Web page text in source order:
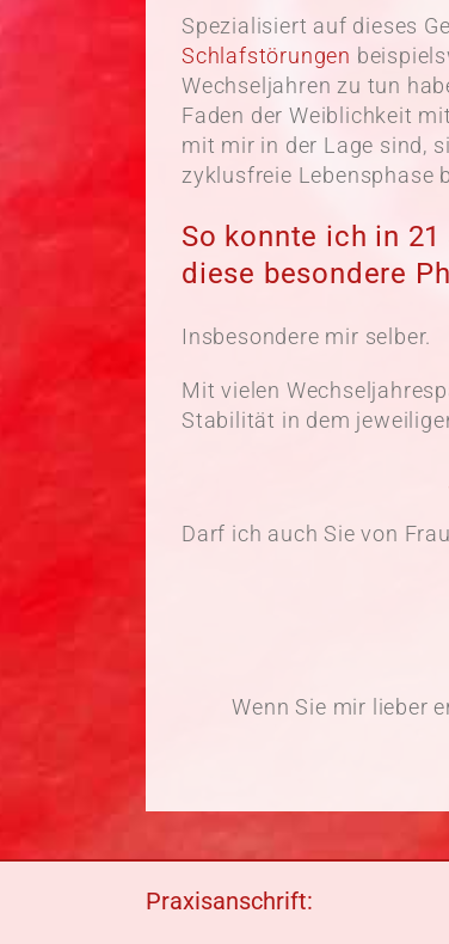
Spezialisiert auf dieses
Schlafstörungen
Wechseljahren zu tun
Faden der Weiblichkeit
mit mir in der Lage sind,
zyklusfreie Lebensphase
So konnte ich in
diese besondere
Insbesondere mir selber.
Mit vielen
Stabilität in dem
Darf ich auch Sie von
Wenn Sie mir lieber
Praxisanschrift: